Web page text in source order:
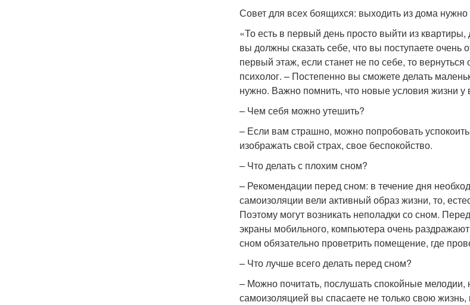
Совет для всех боящихся: выходить из дома нужно
«То есть в первый день просто выйти из
вы должны сказать себе, что вы поступаете очень
первый этаж, если станет не по себе, то
психолог. – Постепенно вы сможете делать
нужно. Важно помнить, что новые условия жизни у
– Чем себя можно утешить?
– Если вам страшно, можно попробовать
изображать свой страх, свое беспокойство.
– Что делать с плохим сном?
– Рекомендации перед сном: в течение дня
самоизоляции вели активный образ жизни, то,
Поэтому могут возникать неполадки со сном.
экраны мобильного, компьютера очень
сном обязательно проветрить помещение, где
– Что лучше всего делать перед сном?
– Можно почитать, послушать спокойные
самоизоляцией вы спасаете не только свою жизнь,